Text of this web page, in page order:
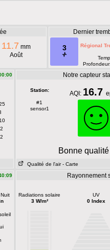
11.7 mm
Août
Dernier
3
Régional
Notre capteur
Station:
#1
sensor1
AQI: 16.7
Bonne
Qualité de l'air - Carte
Rayonnement
Radiations solaire
3 W/m²
UV
0 Index